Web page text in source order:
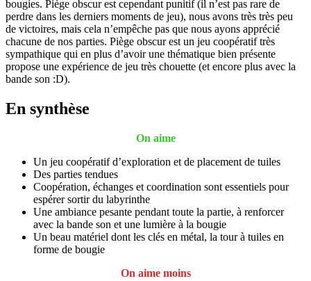
bougies. Piège obscur est cependant punitif (il n’est pas rare de
perdre dans les derniers moments de jeu), nous avons très très peu
de victoires, mais cela n’empêche pas que nous ayons apprécié
chacune de nos parties. Piège obscur est un jeu coopératif très
sympathique qui en plus d’avoir une thématique bien présente
propose une expérience de jeu très chouette (et encore plus avec la
bande son :D).
En synthèse
On aime
Un jeu coopératif d’exploration et de placement de tuiles
Des parties tendues
Coopération, échanges et coordination sont essentiels pour
espérer sortir du labyrinthe
Une ambiance pesante pendant toute la partie, à renforcer
avec la bande son et une lumière à la bougie
Un beau matériel dont les clés en métal, la tour à tuiles en
forme de bougie
On aime moins